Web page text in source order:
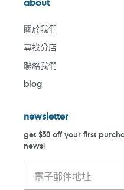
about
關於我們
尋找分店
聯絡我們
blog
newsletter
get $50 off your first
news!